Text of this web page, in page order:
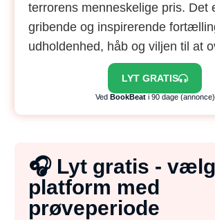
terrorens menneskelige pris. Det
gribende og inspirerende
udholdenhed, håb og viljen til at
LYT GRATIS
Ved BookBeati 90 dage (annonce)
🎧 Lyt gratis -
platform med
prøveperiode